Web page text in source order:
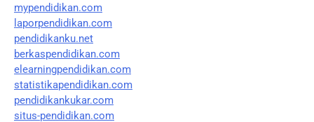
mypendidikan.com
laporpendidikan.com
pendidikanku.net
berkaspendidikan.com
elearningpendidikan.com
statistikapendidikan.com
pendidikankukar.com
situs-pendidikan.com